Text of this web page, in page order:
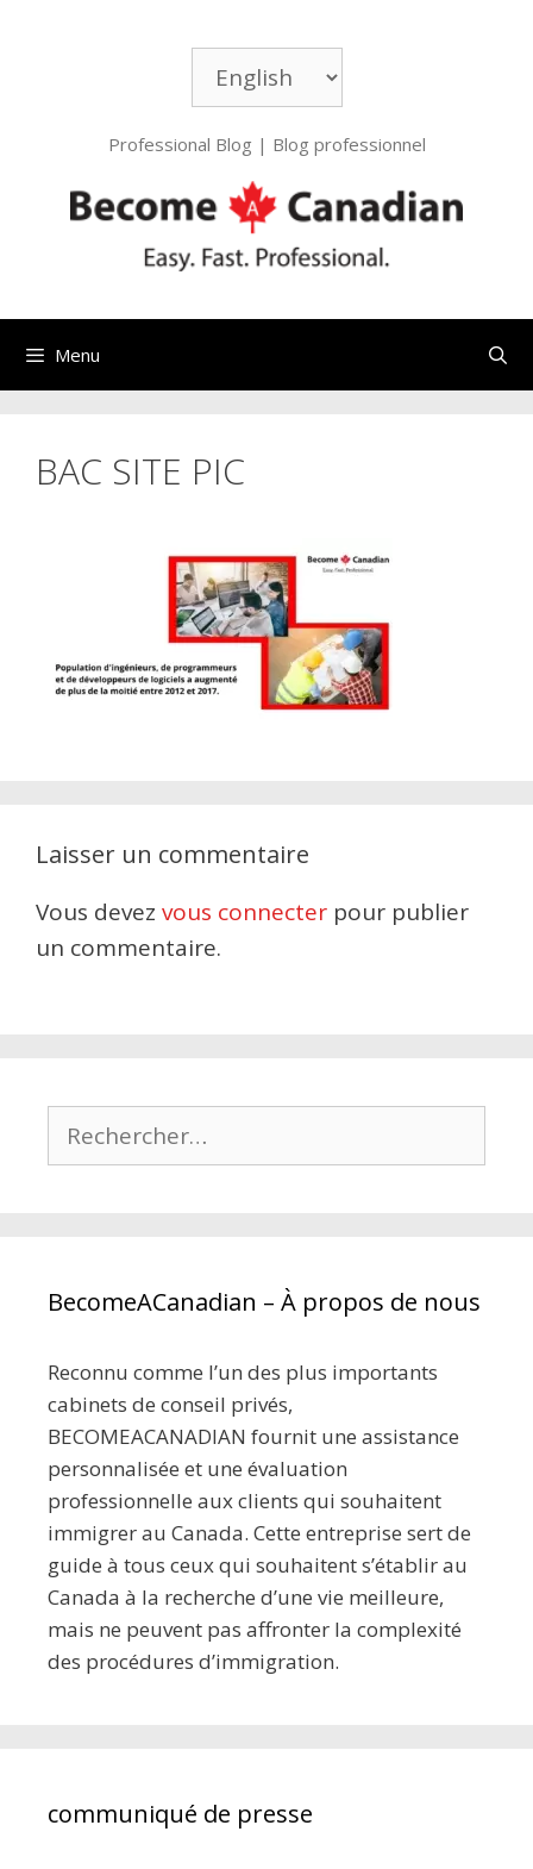
Choisir
une
langue
Professional Blog | Blog professionnel
Menu
BAC SITE PIC
Laisser un commentaire
Vous devez vous connecter pour publier
un commentaire.
Rechercher :
BecomeACanadian – À propos de nous
Reconnu comme l’un des plus importants
cabinets de conseil privés,
BECOMEACANADIAN fournit une assistance
personnalisée et une évaluation
professionnelle aux clients qui souhaitent
immigrer au Canada. Cette entreprise sert de
guide à tous ceux qui souhaitent s’établir au
Canada à la recherche d’une vie meilleure,
mais ne peuvent pas affronter la complexité
des procédures d’immigration.
communiqué de presse